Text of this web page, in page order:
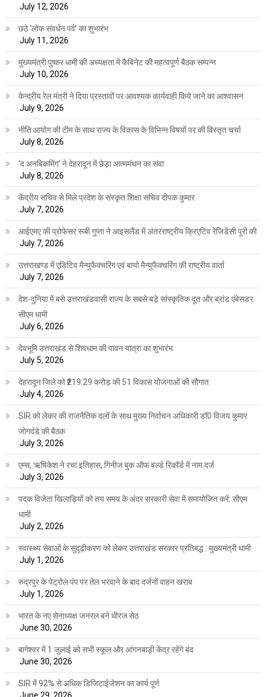
July 12, 2026
छठे ‘लोक संवर्धन पर्व’ का शुभारंभ
July 11, 2026
मुख्यमंत्री पुष्कर धामी की अध्यक्षता में कैबिनेट की महत्वपूर्ण बैठक सम्पन्न
July 10, 2026
केन्द्रीय रेल मंत्री ने दिया प्रस्तावों पर आवश्यक कार्यवाही किये जाने का आश्वासन
July 9, 2026
नीति आयोग की टीम के साथ राज्य के विकास के विभिन्न विषयों पर की विस्तृत चर्चा
July 8, 2026
‘द अनबिकमिंग’ ने देहरादून में छेड़ा आत्ममंथन का संवा
July 8, 2026
केंद्रीय सचिव से मिले प्रदेश के संस्कृत शिक्षा सचिव दीपक कुमार
July 7, 2026
आईएमए की प्रोफेसर रूबी गुप्ता ने आइसलैंड में अंतरराष्ट्रीय क्रिएटिव रेजिडेंसी पूरी की
July 7, 2026
उत्तराखण्ड में एडिटिव मैन्युफैक्चरिंग एवं बायो मैन्युफैक्चरिंग की राष्ट्रीय वार्ता
July 7, 2026
देश-दुनिया में बसे उत्तराखंडवासी राज्य के सबसे बड़े सांस्कृतिक दूत और ब्रांड एंबेसडर:
सीएम धामी
July 6, 2026
देवभूमि उत्तराखंड से शिवधाम की पावन यात्रा का शुभारंभ
July 5, 2026
देहरादून जिले को ₹219.29 करोड़ की 51 विकास योजनाओं की सौगात
July 4, 2026
SIR को लेकर की राजनैतिक दलों के साथ मुख्य निर्वाचन अधिकारी डॉ0 विजय कुमार
जोगदंडे की बैठक
July 3, 2026
एम्स, ऋषिकेश ने रचा इतिहास, गिनीज बुक ऑफ वर्ल्ड रिकॉर्ड में नाम दर्ज
July 3, 2026
पदक विजेता खिलाड़ियों को तय समय के अंदर सरकारी सेवा में समायोजित करें: सीएम
धामी
July 2, 2026
स्वास्थ्य सेवाओं के सुदृढ़ीकरण को लेकर उत्तराखंड सरकार प्रतिबद्ध : मुख्यमंत्री धामी
July 1, 2026
रुद्रपुर के पेट्रोल पंप पर तेल भरवाने के बाद दर्जनों वाहन खराब
July 1, 2026
भारत के नए सेनाध्यक्ष जनरल बने धीरज सेठ
June 30, 2026
बागेश्वर में 1 जुलाई को सभी स्कूल और आंगनबाड़ी केंद्र रहेंगे बंद
June 30, 2026
SIR में 92% से अधिक डिजिटाईजेशन का कार्य पूर्ण
June 29, 2026